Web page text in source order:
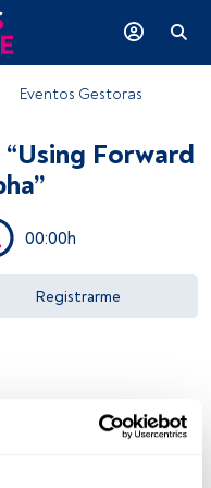
Eventos Gestoras
Forward
00:00h
Registrarme